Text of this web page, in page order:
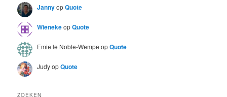
JannyopQuote
WienekeopQuote
Emie le Noble-Wempe opQuote
JudyopQuote
ZOEKEN